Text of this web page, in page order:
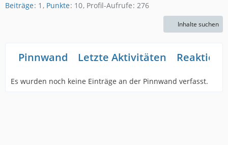
Beiträge 1 Punkte 10 Profil-Aufrufe 276
Inhalte suchen
Pinnwand Letzte Aktivitäten
Es wurden noch keine Einträge an der Pinnwand verfasst.